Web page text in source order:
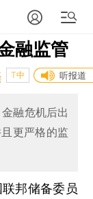
融监管
听报道
T中
融危机后出
更严格的监
邦储备委员